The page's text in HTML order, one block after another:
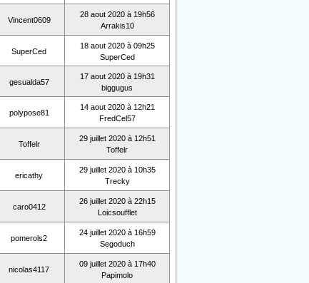
Vincent0609
28 aout 2020 à 19h56
Arrakis10
SuperCed
18 aout 2020 à 09h25
SuperCed
gesualda57
17 aout 2020 à 19h31
biggugus
polypose81
14 aout 2020 à 12h21
FredCel57
Toffelr
29 juillet 2020 à 12h51
Toffelr
ericathy
29 juillet 2020 à 10h35
Trecky
caro0412
26 juillet 2020 à 22h15
Loicsoufflet
pomerols2
24 juillet 2020 à 16h59
Segoduch
nicolas4117
09 juillet 2020 à 17h40
Papimolo